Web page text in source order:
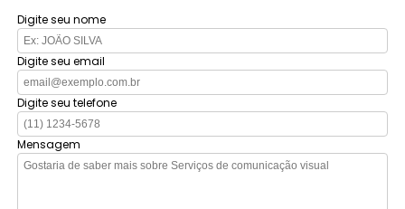
Digite seu nome
Digite seu email
Digite seu telefone
Mensagem